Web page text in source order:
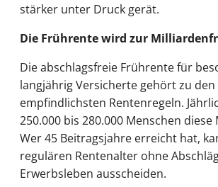
stärker unter Druck gerät.
Die Frührente wird zur
Die abschlagsfreie Frührente für
langjährig Versicherte gehört zu
empfindlichsten Rentenregeln.
250.000 bis 280.000 Menschen diese
Wer 45 Beitragsjahre erreicht hat,
regulären Rentenalter ohne
Erwerbsleben ausscheiden.